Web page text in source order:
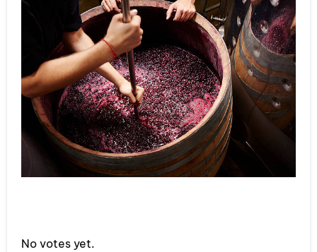
No votes yet.